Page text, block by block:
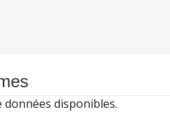
données disponibles.